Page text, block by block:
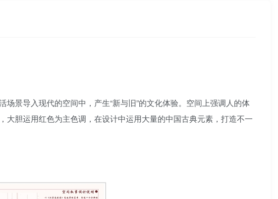
景导入现代的空间中，产生“新与旧”的文化体验。空间上强调人的体
胆运用红色为主色调，在设计中运用大量的中国古典元素，打造不一